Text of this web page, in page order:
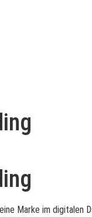
Marke im digitalen